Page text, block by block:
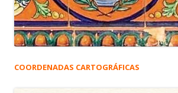
COORDENADAS CARTOGRÁFICAS